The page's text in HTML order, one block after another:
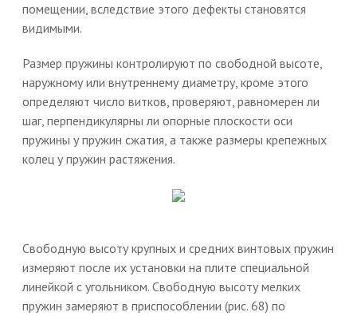
помещении, вследствие этого дефекты становятся
видимыми.
Размер пружины контролируют по свободной высоте,
наружному или внутреннему диаметру, кроме этого
определяют число витков, проверяют, равномерен ли
шаг, перпендикулярны ли опорные плоскости оси
пружины у пружин сжатия, а также размеры крепежных
колец у пружин растяжения.
Свободную высоту крупных и средних винтовых пружин
измеряют после их установки на плите специальной
линейкой с угольником. Свободную высоту мелких
пружин замеряют в приспособлении (рис. 68) по